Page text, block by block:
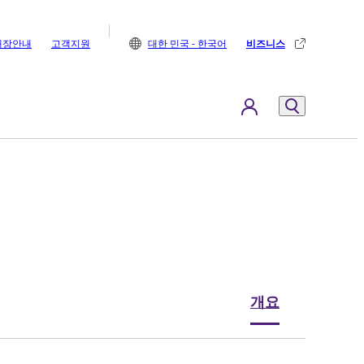
장안내 고객지원 대한 민국 - 한국어 비즈니스
개요